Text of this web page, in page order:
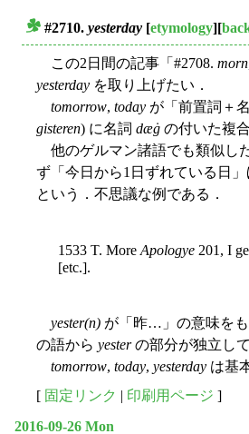
#2710. yesterday [etymology][
この2日間の記事「#2708. morn
yesterday を取り上げたい．
tomorrow, today が「前置詞＋
gisteren) に名詞 dæġ の付いた複
他のゲルマン諸語でも類似し
ず「今日から1日ずれている日
という．不思議な例である．
1533 T. More Apologye 201, I
[etc.].
yester(n) が「昨…」の意味をも
の語から yesterの部分が独立し
tomorrow, today, yesterday は基
[ 固定リンク | 印刷用ページ ]
2016-09-26 Mon